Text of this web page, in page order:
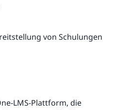
von Schulungen
LMS-Plattform, die